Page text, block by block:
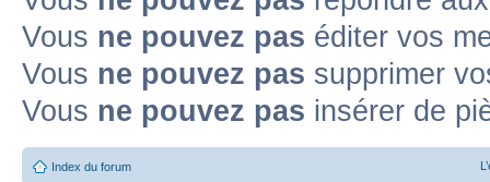
Vous ne pouvez pas éditer vos
Vous ne pouvez pas supprimer
Vous ne pouvez pas insérer de
Index du forum